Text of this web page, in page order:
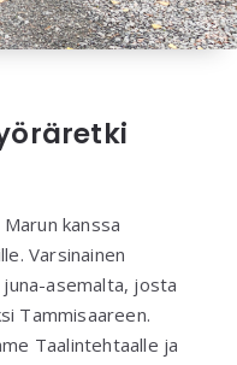
kanssa
Varsinainen
asemalta, josta
Tammisaareen.
Taalintehtaalle ja